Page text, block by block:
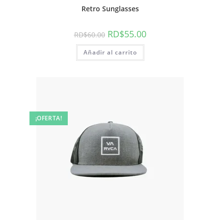
Retro Sunglasses
RD$60.00 El
precio
original
era:
RD$60.00.
RD$55.00El
precio
Añadir al carrito
¡OFERTA!